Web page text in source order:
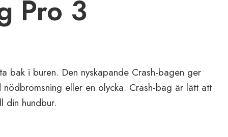
Pro 3
bak i buren. Den nyskapande Crash-bagen ger
eller en olycka. Crash-bag är lätt att
din hundbur.